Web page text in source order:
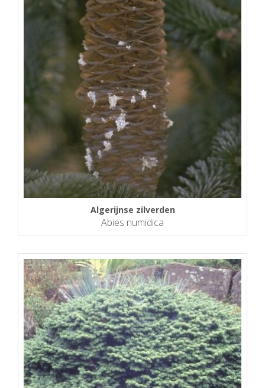
Algerijnse zilverden
Abies numidica